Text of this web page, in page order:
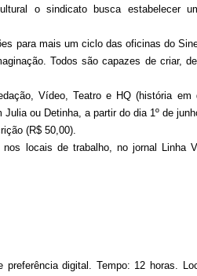
com a nova coordenadora do Fórum
o sindicato busca estabelecer
para mais um ciclo das oficinas do
Todos são capazes de criar,
Vídeo, Teatro e HQ (história em
ou Detinha, a partir do dia 1º de
(R$ 50,00).
locais de trabalho, no jornal Linha
digital. Tempo: 12 horas.